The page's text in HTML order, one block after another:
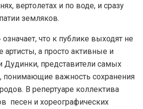
вертолетах и по воде, и сразу
земляков.
что к публике выходят не
а просто активные и
Дудинки, представители самых
понимающие важность сохранения
В репертуаре коллектива
песен и хореографических